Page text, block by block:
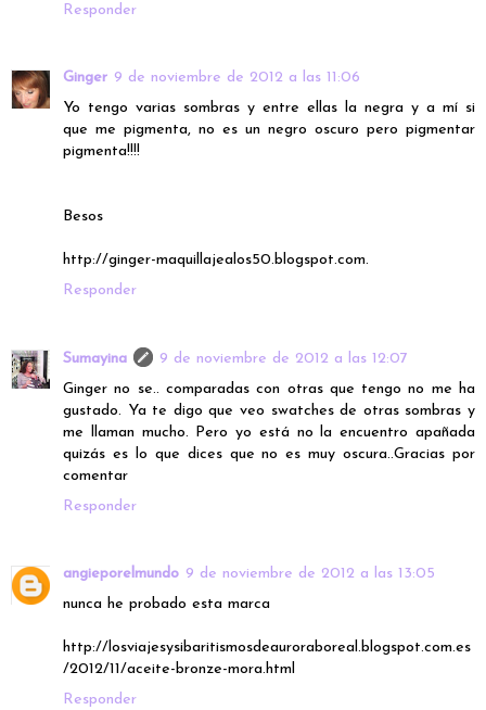
Responder
Ginger 9 de noviembre de 2012 a las 11:06
Yo tengo varias sombras y entre ellas la negra y a mí si
que me pigmenta, no es un negro oscuro pero pigmentar
pigmenta!!!!
Besos
http://ginger-maquillajealos50.blogspot.com.
Responder
Sumayina
9 de noviembre de 2012 a las 12:07
Ginger no se.. comparadas con otras que tengo no me ha
gustado. Ya te digo que veo swatches de otras sombras y
me llaman mucho. Pero yo está no la encuentro apañada
quizás es lo que dices que no es muy oscura..Gracias por
comentar
Responder
angieporelmundo 9 de noviembre de 2012 a las 13:05
nunca he probado esta marca
http://losviajesysibaritismosdeauroraboreal.blogspot.com.es
/2012/11/aceite-bronze-mora.html
Responder